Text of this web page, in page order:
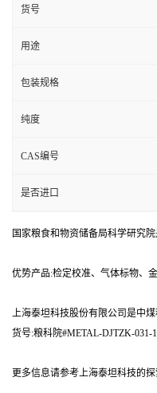
货号
用途
包装规格
纯度
CAS编号
是否进口
国家粮食和物资储备局科学研究
优势产品:检定校准、气体标物、
上海泰坦科技股份有限公司是中
货号:粮科院#METAL-DJTZK-031-
更多信息请参考上海泰坦科技的